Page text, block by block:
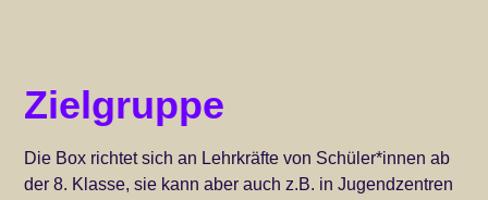
Zielgruppe
Die Box richtet sich an Lehrkräfte von Schüler*innen ab
der 8. Klasse, sie kann aber auch z.B. in Jugendzentren